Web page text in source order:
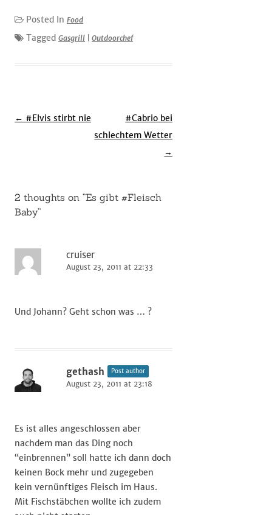
Posted In Food
Tagged Gasgrill Outdoorchef
Post
← #Elvis stirbt nie
#Cabrio bei
schlechtem Wetter
→
2 thoughts on “Es gibt #Fleisch
Baby”
cruiser
August 23, 2011 at 22:33
Und Johann? Geht schon was … ?
gethash Post author
August 23, 2011 at 23:18
Es ist alles angeschlossen aber
nachdem man das Ding noch
“einbrennen” soll hatte ich dann doch
keinen Bock mehr und zugegeben
kein vernünftiges Fleisch im Haus.
Mit Fischstäbchen wollte ich zudem